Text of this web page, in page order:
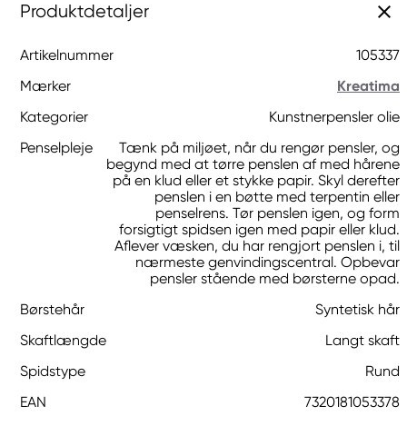
Produktdetaljer
Artikelnummer
105337
Mærker
Kreatima
Kategorier
Kunstnerpensler olie
Penselpleje
Tænk på miljøet, når du rengør pensler, og
begynd med at tørre penslen af med hårene
på en klud eller et stykke papir. Skyl derefter
penslen i en bøtte med terpentin eller
penselrens. Tør penslen igen, og form
forsigtigt spidsen igen med papir eller klud.
Aflever væsken, du har rengjort penslen i, til
nærmeste genvindingscentral. Opbevar
pensler stående med børsterne opad.
Børstehår
Syntetisk hår
Skaftlængde
Langt skaft
Spidstype
Rund
EAN
7320181053378